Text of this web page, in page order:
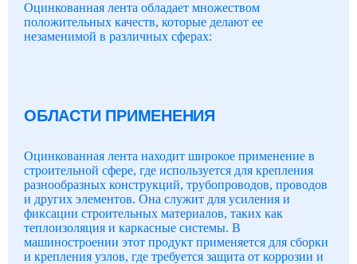
Оцинкованная лента обладает множеством
положительных качеств, которые делают ее
незаменимой в различных сферах:
ОБЛАСТИ ПРИМЕНЕНИЯ
Оцинкованная лента находит широкое применение в
строительной сфере, где используется для крепления
разнообразных конструкций, трубопроводов, проводов
и других элементов. Она служит для усиления и
фиксации строительных материалов, таких как
теплоизоляция и каркасные системы. В
машиностроении этот продукт применяется для сборки
и крепления узлов, где требуется защита от коррозии и